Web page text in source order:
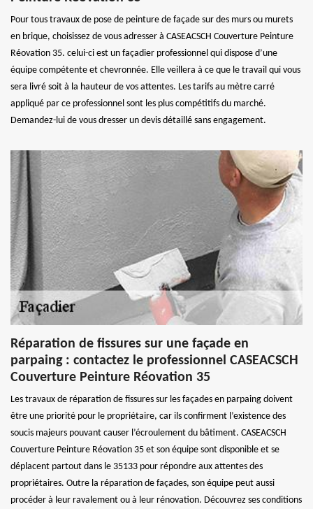
Pour tous travaux de pose de peinture de façade sur des murs ou murets
en brique, choisissez de vous adresser à CASEACSCH Couverture Peinture
Réovation 35. celui-ci est un façadier professionnel qui dispose d’une
équipe compétente et chevronnée. Elle veillera à ce que le travail qui vous
sera livré soit à la hauteur de vos attentes. Les tarifs au mètre carré
appliqué par ce professionnel sont les plus compétitifs du marché.
Demandez-lui de vous dresser un devis détaillé sans engagement.
Réparation de fissures sur une façade en
parpaing : contactez le professionnel CASEACSCH
Couverture Peinture Réovation 35
Les travaux de réparation de fissures sur les façades en parpaing doivent
être une priorité pour le propriétaire, car ils confirment l’existence des
soucis majeurs pouvant causer l’écroulement du bâtiment. CASEACSCH
Couverture Peinture Réovation 35 et son équipe sont disponible et se
déplacent partout dans le 35133 pour répondre aux attentes des
propriétaires. Outre la réparation de façades, son équipe peut aussi
procéder à leur ravalement ou à leur rénovation. Découvrez ses conditions